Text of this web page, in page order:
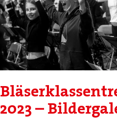
2023 –